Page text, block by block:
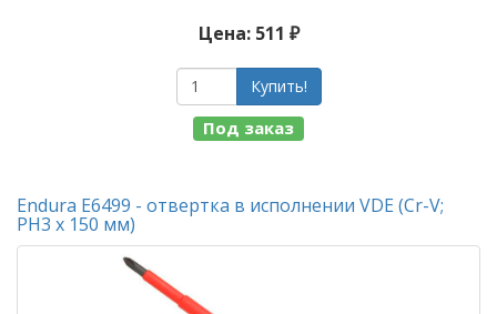
Цена: 511 ₽
Купить!
Под заказ
Endura E6499 - отвертка в исполнении VDE (Cr-V;
PH3 х 150 мм)